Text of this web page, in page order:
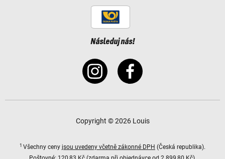
Následuj nás!
Copyright © 2026 Louis
1 Všechny ceny jsou uvedeny včetně zákonné DPH (Česká republika).